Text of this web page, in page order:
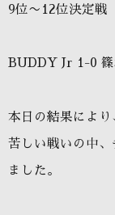
9位〜12位決定戦
BUDDY Jr 1-0 篠
本日の結果によ
苦しい戦いの中
ました。